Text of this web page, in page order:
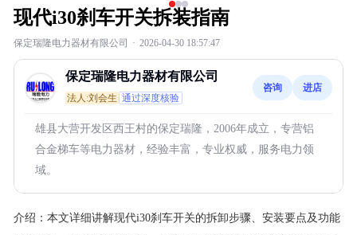
现代i30刹车开关拆装指南
保定瑞隆电力器材有限公司 · 2026-04-30 18:57:47
保定瑞隆电力器材有限公司
法人:刘会生 通过深度核验
咨询 进店
雄县大营开发区西王村的保定瑞隆，2006年成立，专营铝
合金梯车等电力器材，经验丰富，专业权威，服务电力领
域。
介绍： 本文详细讲解现代i30刹车开关的拆卸步骤、安装要点及功能